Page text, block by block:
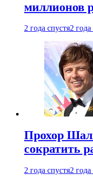
миллионов
2 года спустя2 года
Прохор
сократить
2 года спустя2 года